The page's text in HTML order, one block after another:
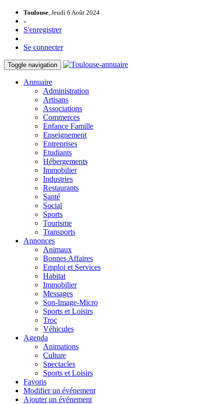
Toulouse, Jeudi 6 Août 2024
-
S'enregistrer
Se connecter
Toggle navigation
Annuaire
Administration
Artisans
Associations
Commerces
Enfance Famille
Enseignement
Entreprises
Etudiants
Hébergements
Immobilier
Industries
Restaurants
Santé
Social
Sports
Tourisme
Transports
Annonces
Animaux
Bonnes Affaires
Emploi et Services
Habitat
Immobilier
Messages
Son-Image-Micro
Sports et Loisirs
Troc
Véhicules
Agenda
Animations
Culture
Spectacles
Sports et Loisirs
Favoris
Modifier un événement
Ajouter un événement